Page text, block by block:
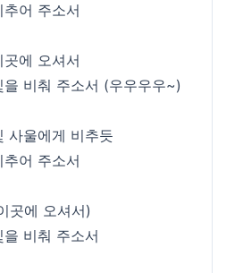
어 주소서
에 오셔서
비춰 주소서 (우우우우~)
사울에게 비추듯
어 주소서
곳에 오셔서)
비춰 주소서